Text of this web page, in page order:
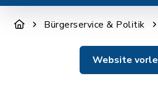
Bürgerservice & Politik
Website